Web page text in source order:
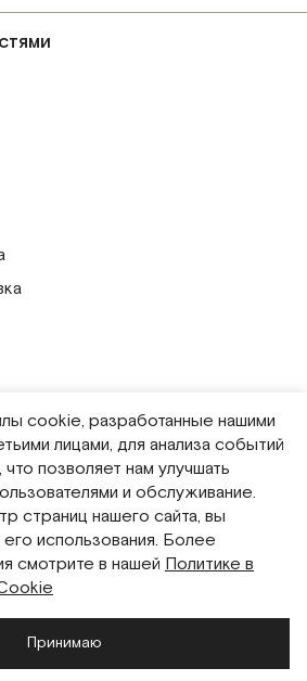
персональных данных
сессионных файлов
рассылок
персональных данных
cookie, разработанные нашими
лицами, для анализа событий
позволяет нам улучшать
и обслуживание.
страниц нашего сайта, вы
использования. Более
смотрите в нашей Политике в
Принимаю